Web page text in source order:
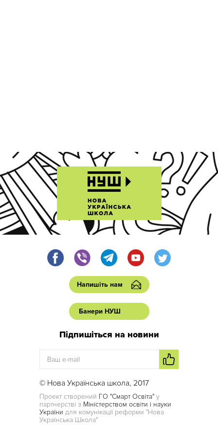
Напишіть нам
Банери НУШ
Підпишіться на новини
© Нова Українська школа, 2017
Проект створений ГО "Смарт Освіта" у
партнерстві з Міністерством освіти і науки
України для комунікації реформи "Нова
Українська Школа"